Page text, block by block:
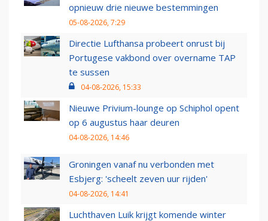
opnieuw drie nieuwe bestemmingen
05-08-2026, 7:29
Directie Lufthansa probeert onrust bij
Portugese vakbond over overname TAP
te sussen
04-08-2026, 15:33
Nieuwe Privium-lounge op Schiphol opent
op 6 augustus haar deuren
04-08-2026, 14:46
Groningen vanaf nu verbonden met
Esbjerg: 'scheelt zeven uur rijden'
04-08-2026, 14:41
Luchthaven Luik krijgt komende winter